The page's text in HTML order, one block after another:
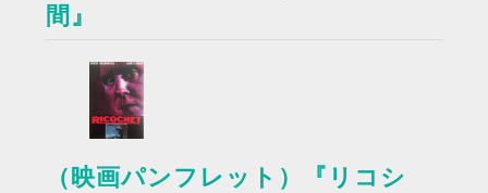
間』
（映画パンフレット）『リコシ